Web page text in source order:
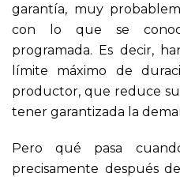
garantía, muy
con lo que se
programada. Es decir,
límite máximo de
productor, que reduce
tener garantizada la
Pero qué pasa
precisamente después